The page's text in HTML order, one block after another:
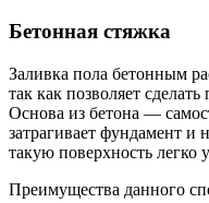
Бетонная стяжка
Заливка пола бетонным
так как позволяет
Основа из бетона —
затрагивает фундамент
такую поверхность легко
Преимущества данного